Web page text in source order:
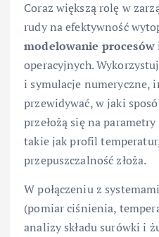
Coraz większą rolę w
rudy na efektywność
modelowanie procesów
operacyjnych.
i symulacje numeryczne,
przewidywać, w jaki
przełożą się na
takie jak profil
przepuszczalność złoża.
W połączeniu z
(pomiar ciśnienia,
analizy składu surówki i